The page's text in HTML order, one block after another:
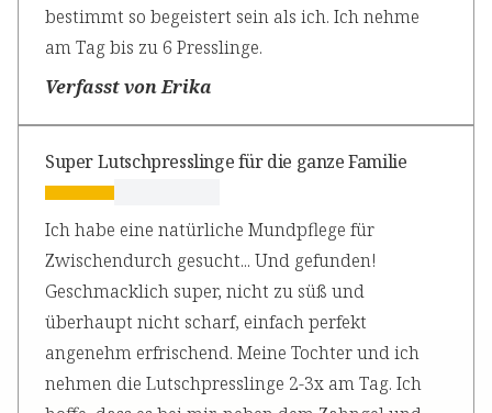
bestimmt so begeistert sein als ich. Ich nehme
am Tag bis zu 6 Presslinge.
Verfasst von Erika
Super Lutschpresslinge für die ganze Familie
Ich habe eine natürliche Mundpflege für
Zwischendurch gesucht... Und gefunden!
Geschmacklich super, nicht zu süß und
überhaupt nicht scharf, einfach perfekt
angenehm erfrischend. Meine Tochter und ich
nehmen die Lutschpresslinge 2-3x am Tag. Ich